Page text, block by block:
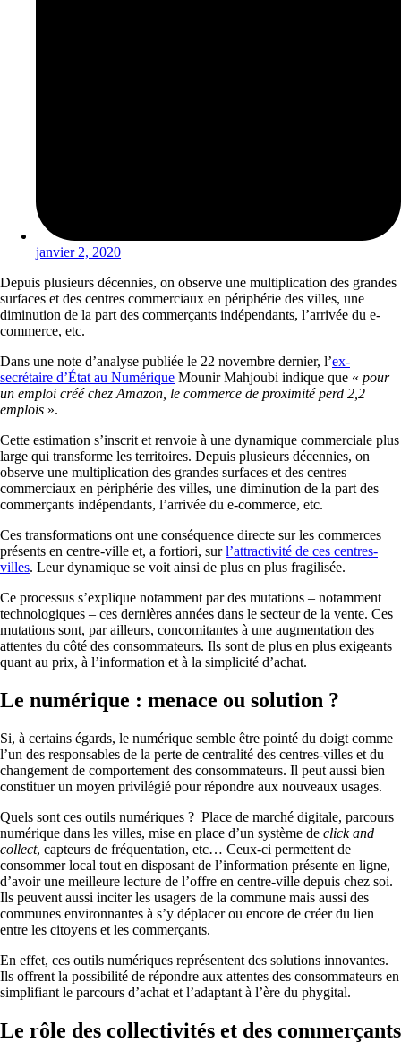
janvier 2, 2020
Depuis plusieurs décennies, on observe une multiplication des grandes
surfaces et des centres commerciaux en périphérie des villes, une
diminution de la part des commerçants indépendants, l’arrivée du e-
commerce, etc.
Dans une note d’analyse publiée le 22 novembre dernier, l’ex-
secrétaire d’État au Numérique Mounir Mahjoubi indique que « pour
un emploi créé chez Amazon, le commerce de proximité perd 2,2
emplois ».
Cette estimation s’inscrit et renvoie à une dynamique commerciale plus
large qui transforme les territoires. Depuis plusieurs décennies, on
observe une multiplication des grandes surfaces et des centres
commerciaux en périphérie des villes, une diminution de la part des
commerçants indépendants, l’arrivée du e-commerce, etc.
Ces transformations ont une conséquence directe sur les commerces
présents en centre-ville et, a fortiori, surl’attractivité de ces centres-
villes. Leur dynamique se voit ainsi de plus en plus fragilisée.
Ce processus s’explique notamment par des mutations – notamment
technologiques – ces dernières années dans le secteur de la vente. Ces
mutations sont, par ailleurs, concomitantes à une augmentation des
attentes du côté des consommateurs. Ils sont de plus en plus exigeants
quant au prix, à l’information et à la simplicité d’achat.
Le numérique : menace ou solution ?
Si, à certains égards, le numérique semble être pointé du doigt comme
l’un des responsables de la perte de centralité des centres-villes et du
changement de comportement des consommateurs. Il peut aussi bien
constituer un moyen privilégié pour répondre aux nouveaux usages.
Quels sont ces outils numériques ? Place de marché digitale, parcours
numérique dans les villes, mise en place d’un système de click and
collect, capteurs de fréquentation, etc… Ceux-ci permettent de
consommer local tout en disposant de l’information présente en ligne,
d’avoir une meilleure lecture de l’offre en centre-ville depuis chez soi.
Ils peuvent aussi inciter les usagers de la commune mais aussi des
communes environnantes à s’y déplacer ou encore de créer du lien
entre les citoyens et les commerçants.
En effet, ces outils numériques représentent des solutions innovantes.
Ils offrent la possibilité de répondre aux attentes des consommateurs en
simplifiant le parcours d’achat et l’adaptant à l’ère du phygital.
Le rôle des collectivités et des commerçants